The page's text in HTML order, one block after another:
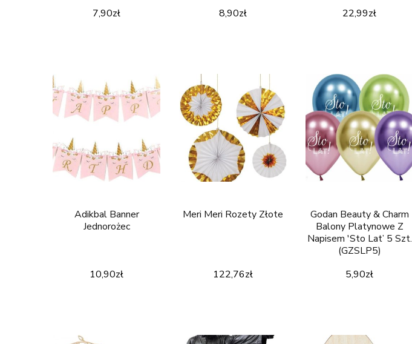
7,90zł 8,90zł
22,99zł
Adikbal Banner
Jednorożec
10,90zł
Meri Meri Rozety Złote
122,76zł
Godan Beauty & Charm
Balony Platynowe Z
Napisem 'Sto Lat’ 5 Szt.
(GZSLP5)
5,90zł